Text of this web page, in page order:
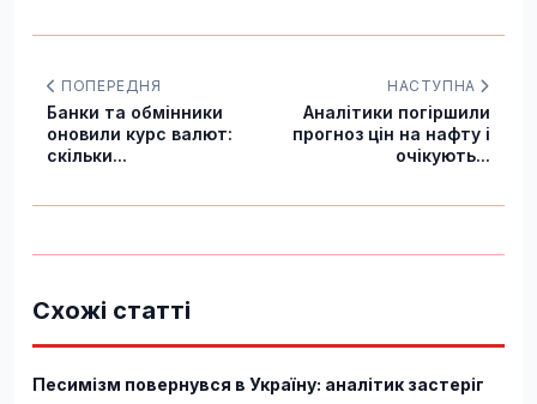
ПОПЕРЕДНЯ
Банки та обмінники
оновили курс валют:
скільки...
НАСТУПНА
Аналітики погіршили
прогноз цін на нафту і
очікують...
Схожі статті
Песимізм повернувся в Україну: аналітик застеріг